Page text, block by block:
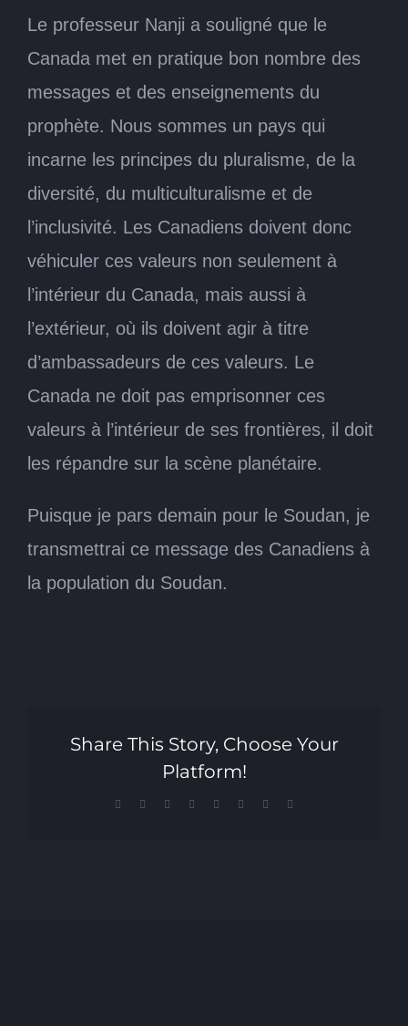
Le professeur Nanji a souligné que le
Canada met en pratique bon nombre des
messages et des enseignements du
prophète. Nous sommes un pays qui
incarne les principes du pluralisme, de la
diversité, du multiculturalisme et de
l’inclusivité. Les Canadiens doivent donc
véhiculer ces valeurs non seulement à
l’intérieur du Canada, mais aussi à
l’extérieur, où ils doivent agir à titre
d’ambassadeurs de ces valeurs. Le
Canada ne doit pas emprisonner ces
valeurs à l’intérieur de ses frontières, il doit
les répandre sur la scène planétaire.
Puisque je pars demain pour le Soudan, je
transmettrai ce message des Canadiens à
la population du Soudan.
Share This Story, Choose Your
Platform!
Facebook Reddit LinkedInTumblr Pinterest